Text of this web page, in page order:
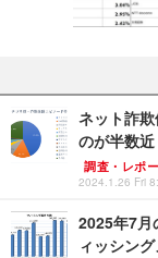
ネット詐
のが半数
調査・レポ
2024.1.26 Fri
2025年7月
ィッシン